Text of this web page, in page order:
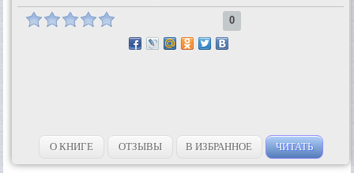
0
О КНИГЕ ОТЗЫВЫ В ИЗБРАННОЕ ЧИТАТЬ